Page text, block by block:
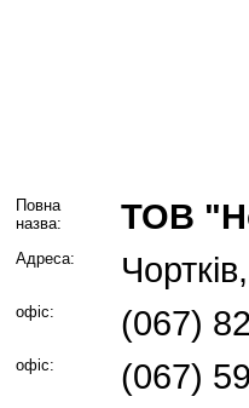
Повна
назва:
ТОВ
Адреса:
офіс: (067)
офіс: (067)